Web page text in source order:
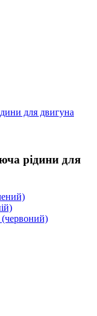
для двигуна
рідини для